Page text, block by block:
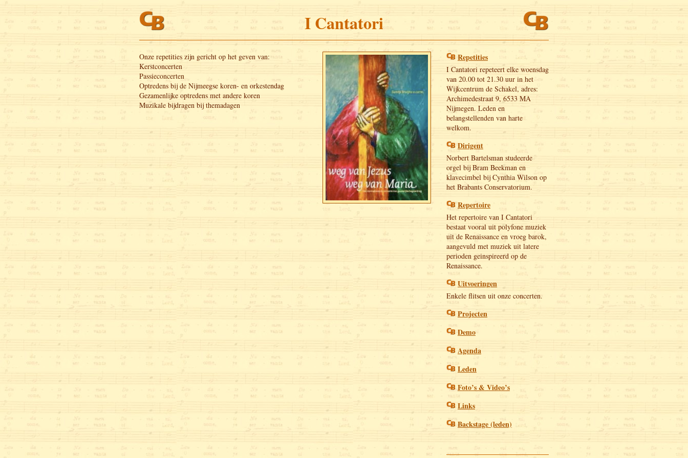
I Cantatori
Onze repetities zijn gericht op het geven van:
Kerstconcerten
Passieconcerten
Optredens bij de Nijmeegse koren- en orkestendag
Gezamenlijke optredens met andere koren
Muzikale bijdragen bij themadagen
Repetities
I Cantatori repeteert elke woensdag
van 20.00 tot 21.30 uur in het
Wijkcentrum de Schakel, adres:
Archimedestraat 9, 6533 MA
Nijmegen. Leden en
belangstellenden van harte
welkom.
Dirigent
Norbert Bartelsman studeerde
orgel bij Bram Beekman en
klavecimbel bij Cynthia Wilson op
het Brabants Conservatorium.
Repertoire
Het repertoire van I Cantatori
bestaat vooral uit polyfone muziek
uit de Renaissance en vroeg barok,
aangevuld met muziek uit latere
perioden geinspireerd op de
Renaissance.
Uitvoeringen
Enkele flitsen uit onze concerten.
Projecten
Demo
Agenda
Leden
Foto’s & Video’s
Links
Backstage (leden)